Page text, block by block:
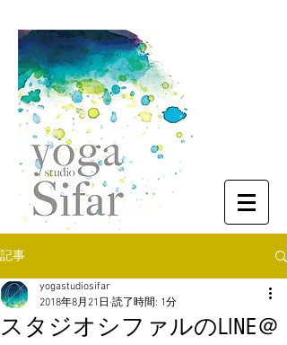
記事
スタジオシファルのLINE＠
yogastudiosifar
2018年8月21日 読了時間: 1分